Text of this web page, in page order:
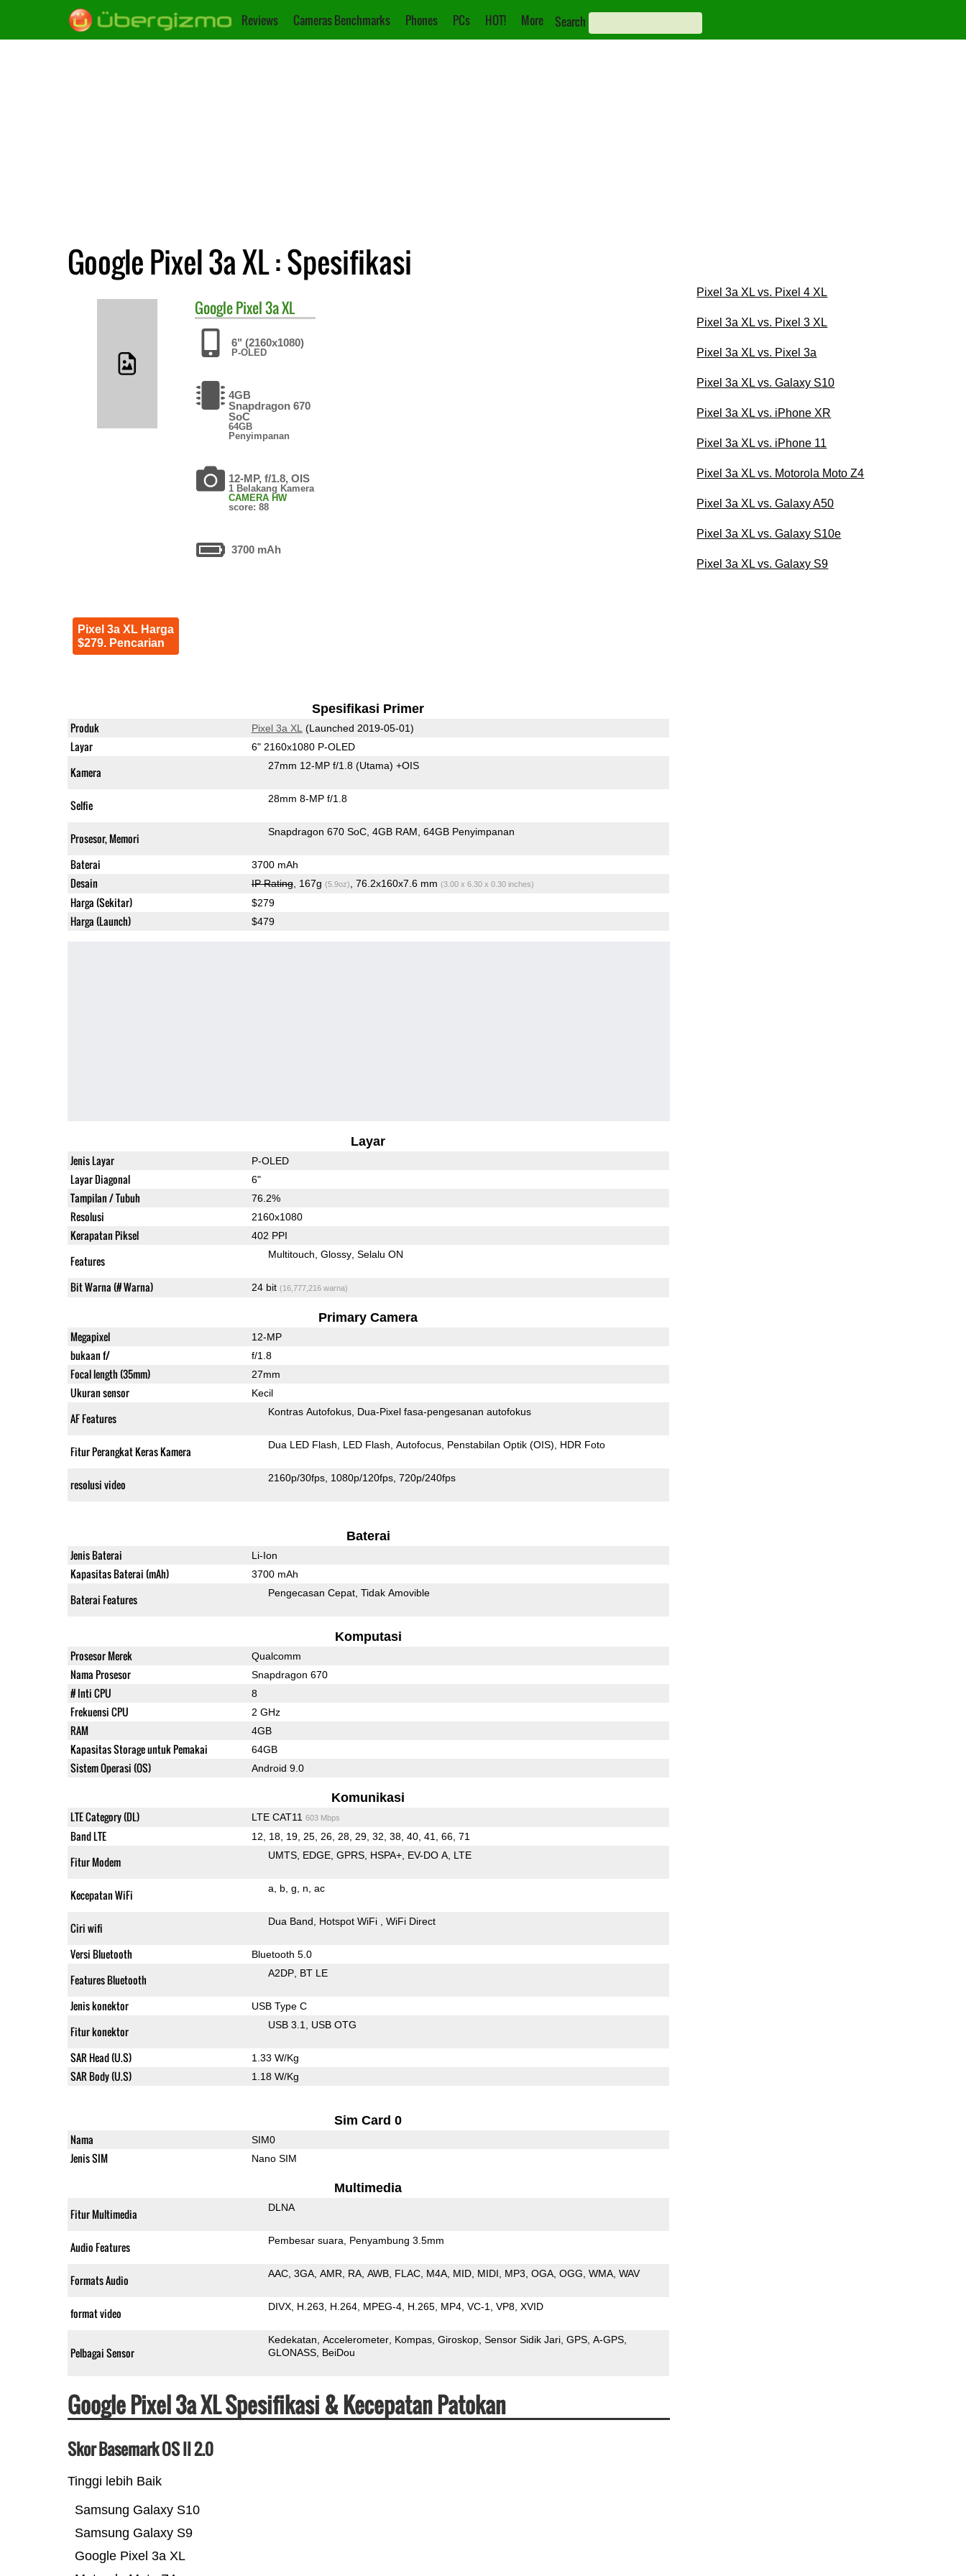
Reviews Cameras Benchmarks Phones PCs HOT! More Search
Google Pixel 3a XL : Spesifikasi
GooglePixel 3a XL
6" (2160x1080)
P-OLED
4GB
Snapdragon 670
SoC
64GB
Penyimpanan
12-MP, f/1.8, OIS
1 Belakang Kamera
CAMERA HW
score: 88
3700 mAh
Pixel 3a XL Harga
$279. Pencarian
Spesifikasi Primer
Produk Pixel 3a XL (Launched 2019-05-01)
Layar 6" 2160x1080 P-OLED
Kamera 27mm 12-MP f/1.8 (Utama) +OIS
Selfie 28mm 8-MP f/1.8
Prosesor, Memori Snapdragon 670 SoC 4GB RAM 64GB Penyimpanan
Baterai 3700 mAh
Desain IP Rating, 167g (5.9oz) , 76.2x160x7.6 mm (3.00 x 6.30 x 0.30 inches)
Harga (Sekitar) $279
Harga (Launch) $479
Layar
Jenis Layar P-OLED
Layar Diagonal 6"
Tampilan / Tubuh 76.2%
Resolusi 2160x1080
Kerapatan Piksel 402 PPI
Features Multitouch Glossy Selalu ON
Bit Warna (# Warna) 24 bit (16,777,216 warna)
Primary Camera
Megapixel 12-MP
bukaan f/ f/1.8
Focal length (35mm) 27mm
Ukuran sensor Kecil
AF Features Kontras Autofokus Dua-Pixel fasa-pengesanan autofokus
Fitur Perangkat Keras Kamera Dua LED Flash LED Flash Autofocus Penstabilan Optik (OIS) HDR Foto
resolusi video 2160p/30fps 1080p/120fps 720p/240fps
Baterai
Jenis Baterai Li-Ion
Kapasitas Baterai (mAh) 3700 mAh
Baterai Features Pengecasan Cepat Tidak Amovible
Komputasi
Prosesor Merek Qualcomm
Nama Prosesor Snapdragon 670
# Inti CPU 8
Frekuensi CPU 2 GHz
RAM 4GB
Kapasitas Storage untuk Pemakai 64GB
Sistem Operasi (OS) Android 9.0
Komunikasi
LTE Category (DL) LTE CAT11 603 Mbps
Band LTE 12, 18, 19, 25, 26, 28, 29, 32, 38, 40, 41, 66, 71
Fitur Modem UMTS EDGE GPRS HSPA+ EV-DO A LTE
Kecepatan WiFi a b g n ac
Ciri wifi Dua Band Hotspot WiFi WiFi Direct
Versi Bluetooth Bluetooth 5.0
Features Bluetooth A2DP BT LE
Jenis konektor USB Type C
Fitur konektor USB 3.1 USB OTG
SAR Head (U.S) 1.33 W/Kg
SAR Body (U.S) 1.18 W/Kg
Sim Card 0
Nama SIM0
Jenis SIM Nano SIM
Multimedia
Fitur Multimedia DLNA
Audio Features Pembesar suara Penyambung 3.5mm
Formats Audio AAC 3GA AMR RA AWB FLAC M4A MID MIDI MP3 OGA OGG WMA WAV
format video DIVX H.263 H.264 MPEG-4 H.265 MP4 VC-1 VP8 XVID
Pelbagai Sensor
Kedekatan Accelerometer Kompas Giroskop Sensor Sidik Jari GPS A-GPS
GLONASS BeiDou
Google Pixel 3a XL Spesifikasi & Kecepatan Patokan
Skor Basemark OS II 2.0
Tinggi lebih Baik
Google Pixel 3a XL
Samsung Galaxy S9
Samsung Galaxy S10
Pixel 3a XL vs. Pixel 4 XL
Pixel 3a XL vs. Pixel 3 XL
Pixel 3a XL vs. Pixel 3a
Pixel 3a XL vs. Galaxy S10
Pixel 3a XL vs. iPhone XR
Pixel 3a XL vs. iPhone 11
Pixel 3a XL vs. Motorola Moto Z4
Pixel 3a XL vs. Galaxy A50
Pixel 3a XL vs. Galaxy S10e
Pixel 3a XL vs. Galaxy S9